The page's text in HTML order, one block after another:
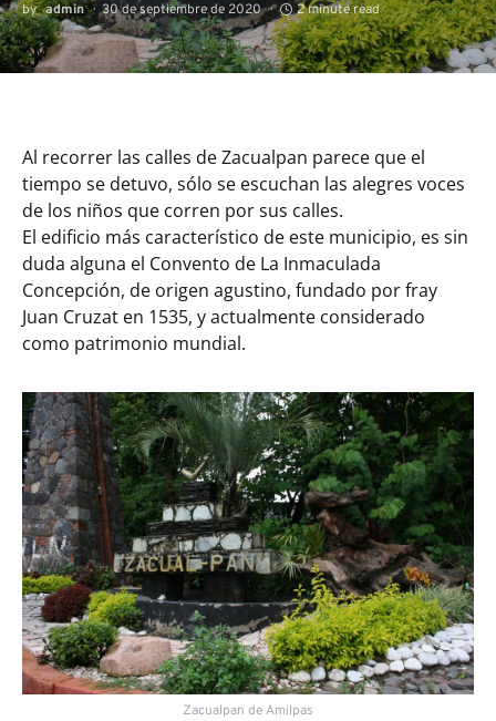
by admin 30 de septiembre de 2020 2 minute read
Al recorrer las calles de Zacualpan parece que el
tiempo se detuvo, sólo se escuchan las alegres voces
de los niños que corren por sus calles.
El edificio más característico de este municipio, es sin
duda alguna el Convento de La Inmaculada
Concepción, de origen agustino, fundado por fray
Juan Cruzat en 1535, y actualmente considerado
como patrimonio mundial.
Zacualpan de Amilpas